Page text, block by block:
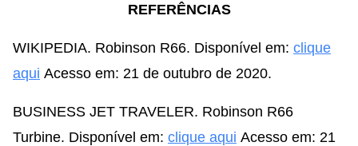
REFERÊNCIAS
WIKIPEDIA. Robinson R66. Disponível em: clique
aqui Acesso em: 21 de outubro de 2020.
BUSINESS JET TRAVELER. Robinson R66
Turbine. Disponível em: clique aqui Acesso em: 21